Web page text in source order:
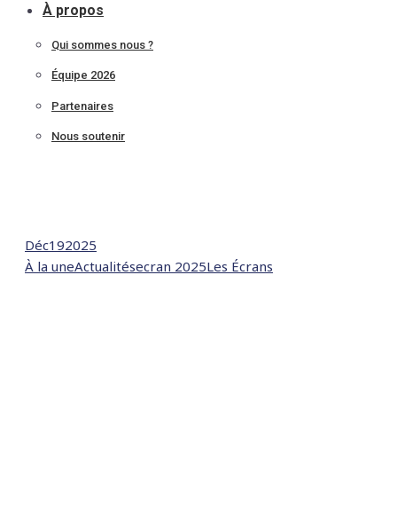
À propos
Qui sommes nous ?
Équipe 2026
Partenaires
Nous soutenir
Déc192025
À la uneActualitésecran 2025Les Écrans